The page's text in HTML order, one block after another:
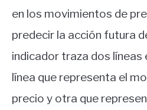
en los movimientos de
predecir la acción futura
indicador traza dos líneas
línea que representa el
precio y otra que